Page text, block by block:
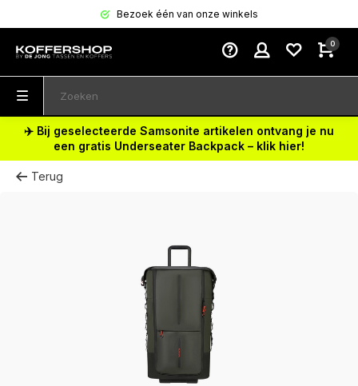
Bezoek één van onze winkels
0
✈️ Bij geselecteerde Samsonite artikelen ontvang je nu
een gratis Underseater Backpack – klik hier!
Terug